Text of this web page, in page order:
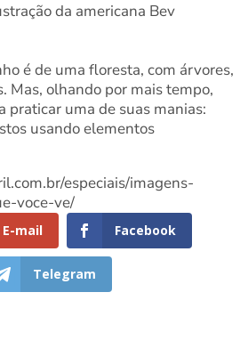
da americana Bev
é de uma floresta, com árvores,
Mas, olhando por mais tempo,
praticar uma de suas manias:
usando elementos
especiais/imagens-
voce-ve/
E-mail Facebook
Telegram